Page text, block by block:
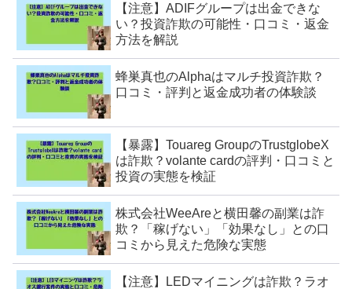
【注意】ADIFグループは出金できな
い？投資詐欺の可能性・口コミ・返金
方法を解説
蜂巣真也のAlphaはマルチ投資詐欺？
口コミ・評判と返金成功者の体験談
【暴露】Touareg GroupのTrustglobeX
は詐欺？volante cardの評判・口コミと
投資の実態を検証
株式会社WeeAreと横田馨の副業は詐
欺？「稼げない」「効果なし」との口
コミから見えた危険な実態
【注意】LEDマイニングは詐欺？ラオ